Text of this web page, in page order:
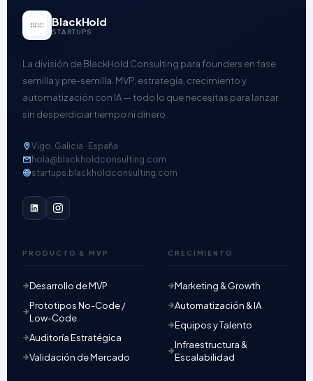
BlackHold
STARTUPS
La división de BlackHold Consulting para founders en fase
semilla y pre-semilla. MVP, estrategia, crecimiento y
automatización con IA — todo lo que necesitas para lanzar
sin desperdiciar tiempo ni dinero.
Vigo, Galicia · España
hola@blackholdconsulting.com
startups.blackholdconsulting.com
PRODUCTO & MVP
Desarrollo de MVP
Prototipos No-Code /
Low-Code
Auditoría Estratégica
Validación de Mercado
CRECIMIENTO
Marketing & Growth
Automatización & IA
Equipos y Talento
Infraestructura &
Escalabilidad